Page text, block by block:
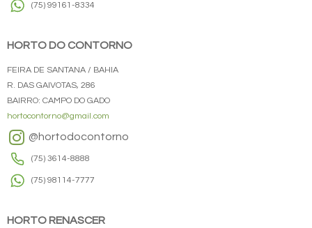
(75) 99161-8334
HORTO DO CONTORNO
FEIRA DE SANTANA / BAHIA
R. DAS GAIVOTAS, 286
BAIRRO: CAMPO DO GADO
hortocontorno@gmail.com
@hortodocontorno
(75) 3614-8888
(75) 98114-7777
HORTO RENASCER